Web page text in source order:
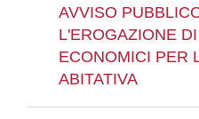
AVVISO
L'EROGAZIONE
ECONOMICI PER
ABITATIVA